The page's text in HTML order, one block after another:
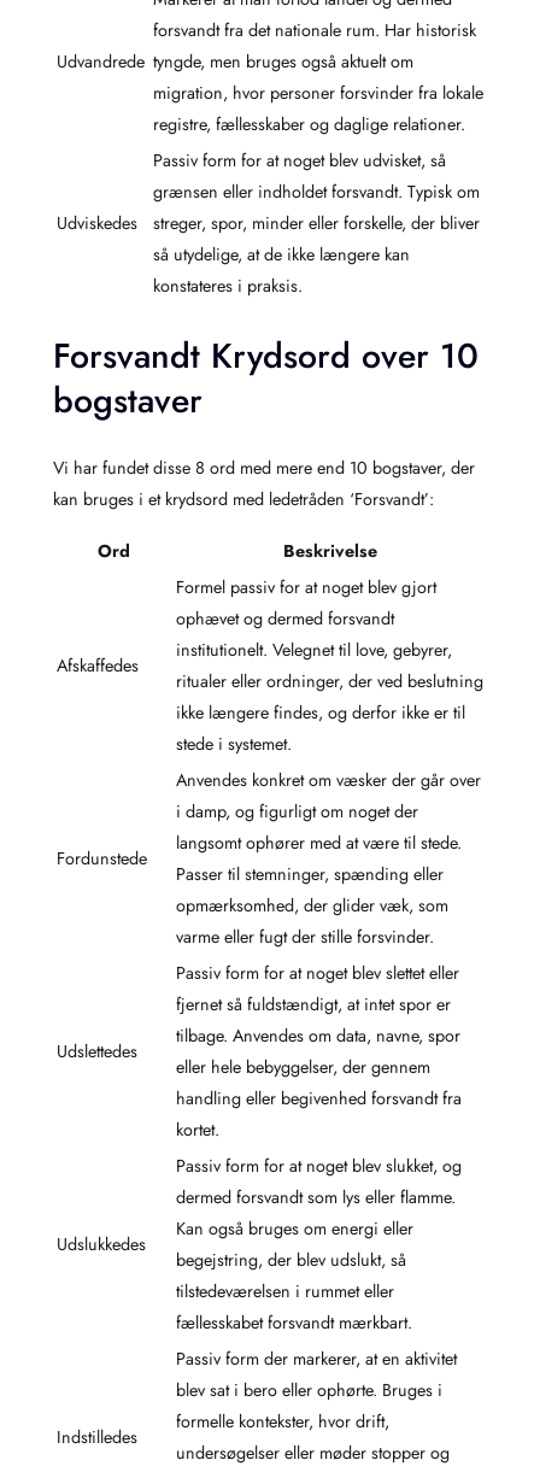
Udvandrede
forsvandt fra det nationale rum. Har historisk
tyngde, men bruges også aktuelt om
migration, hvor personer forsvinder fra lokale
registre, fællesskaber og daglige relationer.
Udviskedes
Passiv form for at noget blev udvisket, så
grænsen eller indholdet forsvandt. Typisk om
streger, spor, minder eller forskelle, der bliver
så utydelige, at de ikke længere kan
konstateres i praksis.
Forsvandt Krydsord over 10
bogstaver
Vi har fundet disse 8 ord med mere end 10 bogstaver, der
kan bruges i et krydsord med ledetråden ‘Forsvandt’:
Ord Beskrivelse
Afskaffedes
Formel passiv for at noget blev gjort
ophævet og dermed forsvandt
institutionelt. Velegnet til love, gebyrer,
ritualer eller ordninger, der ved beslutning
ikke længere findes, og derfor ikke er til
stede i systemet.
Fordunstede
Anvendes konkret om væsker der går over
i damp, og figurligt om noget der
langsomt ophører med at være til stede.
Passer til stemninger, spænding eller
opmærksomhed, der glider væk, som
varme eller fugt der stille forsvinder.
Udslettedes
Passiv form for at noget blev slettet eller
fjernet så fuldstændigt, at intet spor er
tilbage. Anvendes om data, navne, spor
eller hele bebyggelser, der gennem
handling eller begivenhed forsvandt fra
kortet.
Udslukkedes
Passiv form for at noget blev slukket, og
dermed forsvandt som lys eller flamme.
Kan også bruges om energi eller
begejstring, der blev udslukt, så
tilstedeværelsen i rummet eller
fællesskabet forsvandt mærkbart.
Indstilledes
Passiv form der markerer, at en aktivitet
blev sat i bero eller ophørte. Bruges i
formelle kontekster, hvor drift,
undersøgelser eller møder stopper og